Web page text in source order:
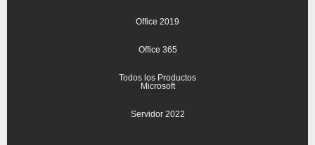
Office 2019
Office 365
Todos los Productos
Microsoft
Servidor 2022